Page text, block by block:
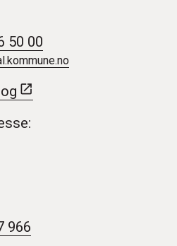
50 00
966